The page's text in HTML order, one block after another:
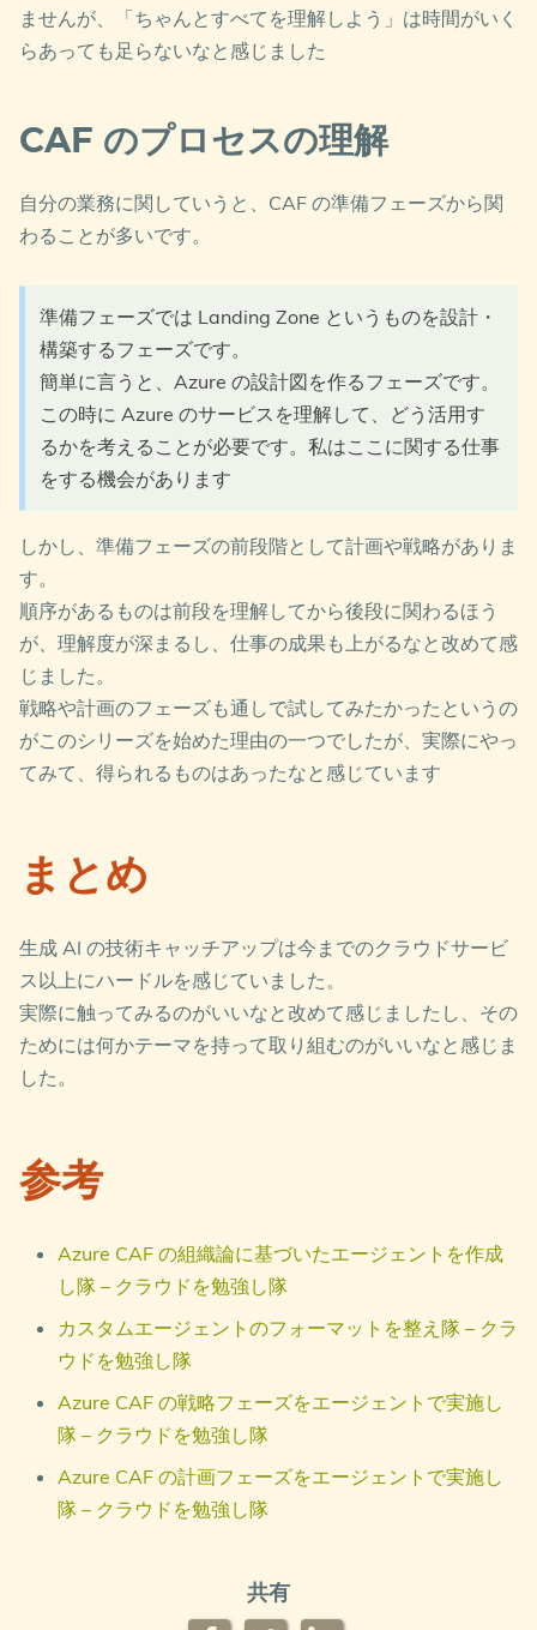
ませんが、「ちゃんとすべてを理解しよう」は時間がいく
らあっても足らないなと感じました
CAF のプロセスの理解
自分の業務に関していうと、CAF の準備フェーズから関
わることが多いです。
準備フェーズでは Landing Zone というものを設計・
構築するフェーズです。
簡単に言うと、Azure の設計図を作るフェーズです。
この時に Azure のサービスを理解して、どう活用す
るかを考えることが必要です。私はここに関する仕事
をする機会があります
しかし、準備フェーズの前段階として計画や戦略がありま
す。
順序があるものは前段を理解してから後段に関わるほう
が、理解度が深まるし、仕事の成果も上がるなと改めて感
じました。
戦略や計画のフェーズも通しで試してみたかったというの
がこのシリーズを始めた理由の一つでしたが、実際にやっ
てみて、得られるものはあったなと感じています
まとめ
生成 AI の技術キャッチアップは今までのクラウドサービ
ス以上にハードルを感じていました。
実際に触ってみるのがいいなと改めて感じましたし、その
ためには何かテーマを持って取り組むのがいいなと感じま
した。
参考
Azure CAF の組織論に基づいたエージェントを作成
し隊 – クラウドを勉強し隊
カスタムエージェントのフォーマットを整え隊 – クラ
ウドを勉強し隊
Azure CAF の戦略フェーズをエージェントで実施し
隊 – クラウドを勉強し隊
Azure CAF の計画フェーズをエージェントで実施し
隊 – クラウドを勉強し隊
共有